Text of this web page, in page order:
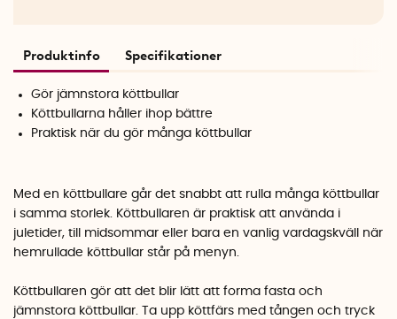
Produktinfo Specifikationer
Gör jämnstora köttbullar
Köttbullarna håller ihop bättre
Praktisk när du gör många köttbullar
Med en köttbullare går det snabbt att rulla många köttbullar
i samma storlek. Köttbullaren är praktisk att använda i
juletider, till midsommar eller bara en vanlig vardagskväll när
hemrullade köttbullar står på menyn.
Köttbullaren gör att det blir lätt att forma fasta och
jämnstora köttbullar. Ta upp köttfärs med tången och tryck